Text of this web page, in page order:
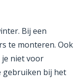
Bij een
te monteren. Ook
niet voor
gebruiken bij het